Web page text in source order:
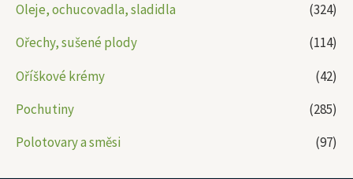
Oleje, ochucovadla, sladidla
(324)
Ořechy, sušené plody
(114)
Oříškové krémy
(42)
Pochutiny
(285)
Polotovary a směsi
(97)